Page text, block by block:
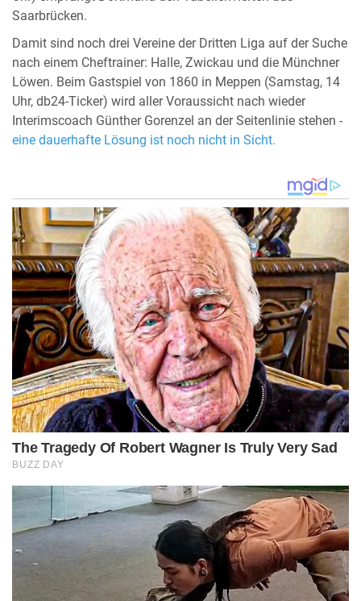
Saarbrücken.
Damit sind noch drei Vereine der Dritten Liga auf der Suche
nach einem Cheftrainer: Halle, Zwickau und die Münchner
Löwen. Beim Gastspiel von 1860 in Meppen (Samstag, 14
Uhr, db24-Ticker) wird aller Voraussicht nach wieder
Interimscoach Günther Gorenzel an der Seitenlinie stehen -
eine dauerhafte Lösung ist noch nicht in Sicht.